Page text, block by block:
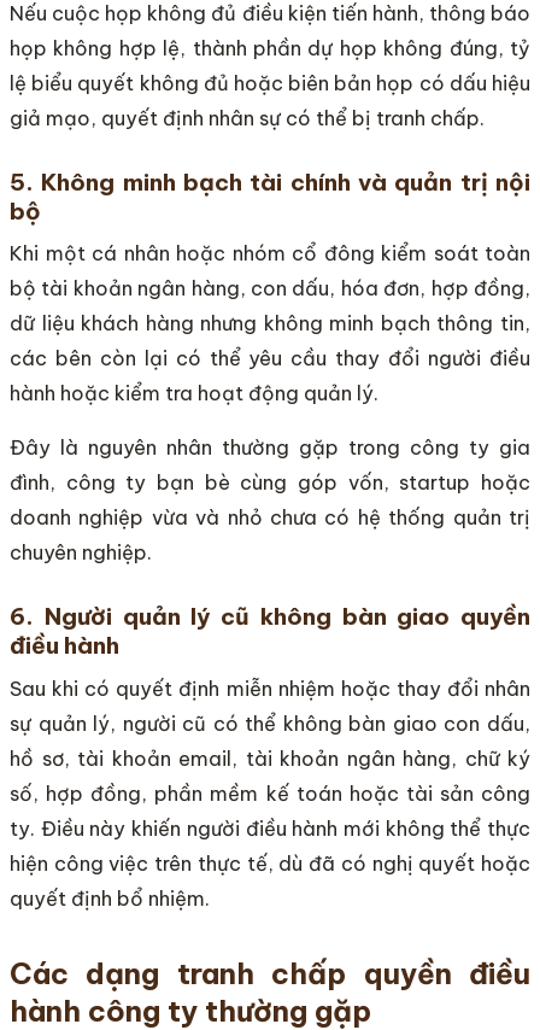
Nếu cuộc họp không đủ điều kiện tiến hành, thông báo
họp không hợp lệ, thành phần dự họp không đúng, tỷ
lệ biểu quyết không đủ hoặc biên bản họp có dấu hiệu
giả mạo, quyết định nhân sự có thể bị tranh chấp.
5. Không minh bạch tài chính và quản trị nội
bộ
Khi một cá nhân hoặc nhóm cổ đông kiểm soát toàn
bộ tài khoản ngân hàng, con dấu, hóa đơn, hợp đồng,
dữ liệu khách hàng nhưng không minh bạch thông tin,
các bên còn lại có thể yêu cầu thay đổi người điều
hành hoặc kiểm tra hoạt động quản lý.
Đây là nguyên nhân thường gặp trong công ty gia
đình, công ty bạn bè cùng góp vốn, startup hoặc
doanh nghiệp vừa và nhỏ chưa có hệ thống quản trị
chuyên nghiệp.
6. Người quản lý cũ không bàn giao quyền
điều hành
Sau khi có quyết định miễn nhiệm hoặc thay đổi nhân
sự quản lý, người cũ có thể không bàn giao con dấu,
hồ sơ, tài khoản email, tài khoản ngân hàng, chữ ký
số, hợp đồng, phần mềm kế toán hoặc tài sản công
ty. Điều này khiến người điều hành mới không thể thực
hiện công việc trên thực tế, dù đã có nghị quyết hoặc
quyết định bổ nhiệm.
Các dạng tranh chấp quyền điều
hành công ty thường gặp